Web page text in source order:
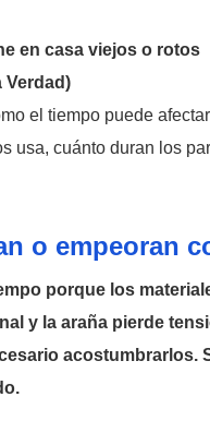
en casa viejos o rotos
Verdad)
el tiempo puede
usa, cuánto duran los
o empeoran
porque los
y la araña pierde
acostumbrarlos.